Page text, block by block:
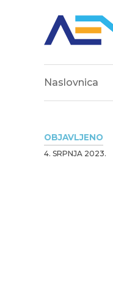
Naslovnica
OBJAVLJENO
4. SRPNJA 2023.